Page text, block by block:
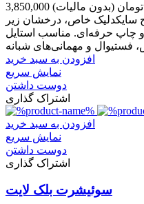
3,850,000 تومان (بدون مالیات)
سایکدلیک خاص، درخشان زیر
و چاپ حرفه‌ای. مناسب استایل
افزودن به سبد خرید
نمایش سریع
دوست داشتن
اشتراک گذاری
افزودن به سبد خرید
نمایش سریع
دوست داشتن
اشتراک گذاری
سوئیشرت بلک لایت